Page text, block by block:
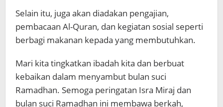
Selain itu, juga akan diadakan pengajian,
pembacaan Al-Quran, dan kegiatan sosial seperti
berbagi makanan kepada yang membutuhkan.
Mari kita tingkatkan ibadah kita dan berbuat
kebaikan dalam menyambut bulan suci
Ramadhan. Semoga peringatan Isra Miraj dan
bulan suci Ramadhan ini membawa berkah,